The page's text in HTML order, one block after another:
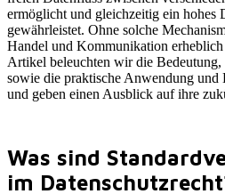
ermöglicht und gleichzeitig ein hohes
gewährleistet. Ohne solche
Handel und Kommunikation
Artikel beleuchten wir die Bedeutung,
sowie die praktische Anwendung und
und geben einen Ausblick auf ihre
Was sind
im